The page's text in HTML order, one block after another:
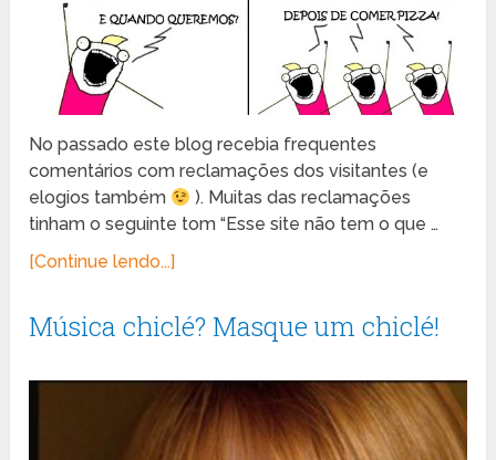
No passado este blog recebia frequentes
comentários com reclamações dos visitantes (e
elogios também
). Muitas das reclamações
tinham o seguinte tom “Esse site não tem o que …
[Continue lendo...]
Música chiclé? Masque um chiclé!